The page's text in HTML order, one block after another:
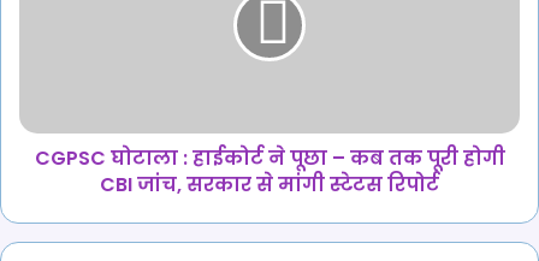
तक
जांच,
CGPSC घोटाला : हाईकोर्ट ने पूछा – कब तक पूरी होगी
CBI जांच, सरकार से मांगी स्टेटस रिपोर्ट